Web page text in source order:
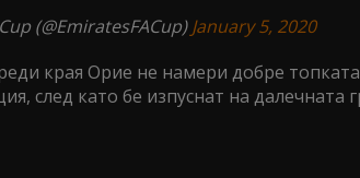
(@EmiratesFACup)January 5, 2020
края Орие не намери добре
след като бе изпуснат на далечната